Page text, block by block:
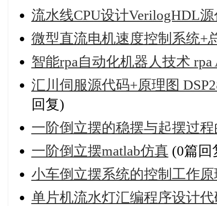
流水线CPU设计VerilogHDL
微型直流电机速度控制系统+
智能rpa自动化机器人技术 rpa
汇川伺服源代码+原理图
回复)
一阶倒立摆的稳摆与起摆过
一阶倒立摆matlab仿真 (0篇回
小车倒立摆系统的控制工作
单片机流水灯汇编程序设计